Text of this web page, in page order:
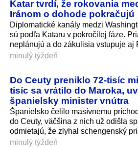
Katar tvrdí, že rokovania
Iránom o dohode pokračujú
Diplomatické kanály medzi
sú podľa Kataru v pokročilej fáze.
neplánujú a do zákulisia vstupuje aj
minulý týždeň
Do Ceuty preniklo 72-tisíc
tisíc sa vrátilo do Maroka,
španielsky minister vnútra
Španielsko čelilo masívnemu
do Ceuty, väčšina z nich už odišla
odmietajú, že zlyhal schengenský
minulý týždeň